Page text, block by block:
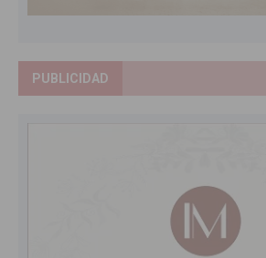
PUBLICIDAD